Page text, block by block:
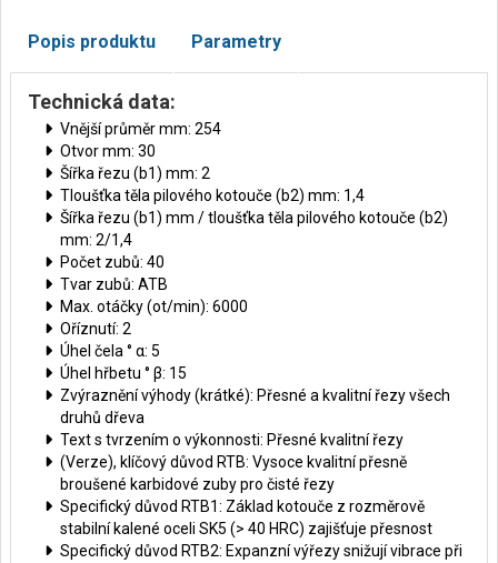
Popis produktu Parametry
Technická data:
Vnější průměr mm: 254
Otvor mm: 30
Šířka řezu (b1) mm: 2
Tloušťka těla pilového kotouče (b2) mm: 1,4
Šířka řezu (b1) mm / tloušťka těla pilového kotouče (b2)
mm: 2/1,4
Počet zubů: 40
Tvar zubů: ATB
Max. otáčky (ot/min): 6000
Oříznutí: 2
Úhel čela ° α: 5
Úhel hřbetu ° β: 15
Zvýraznění výhody (krátké): Přesné a kvalitní řezy všech
druhů dřeva
Text s tvrzením o výkonnosti: Přesné kvalitní řezy
(Verze), klíčový důvod RTB: Vysoce kvalitní přesně
broušené karbidové zuby pro čisté řezy
Specifický důvod RTB1: Základ kotouče z rozměrově
stabilní kalené oceli SK5 (> 40 HRC) zajišťuje přesnost
Specifický důvod RTB2: Expanzní výřezy snižují vibrace při